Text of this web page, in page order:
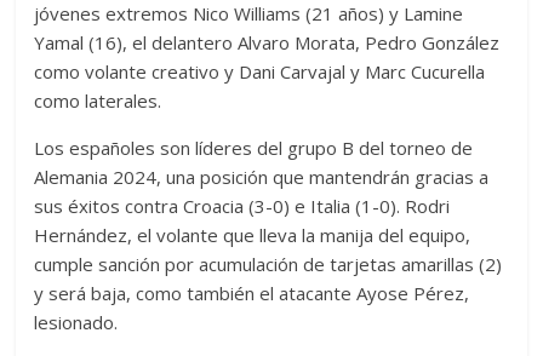
jóvenes extremos Nico Williams (21 años) y Lamine
Yamal (16), el delantero Alvaro Morata, Pedro González
como volante creativo y Dani Carvajal y Marc Cucurella
como laterales.
Los españoles son líderes del grupo B del torneo de
Alemania 2024, una posición que mantendrán gracias a
sus éxitos contra Croacia (3-0) e Italia (1-0). Rodri
Hernández, el volante que lleva la manija del equipo,
cumple sanción por acumulación de tarjetas amarillas (2)
y será baja, como también el atacante Ayose Pérez,
lesionado.